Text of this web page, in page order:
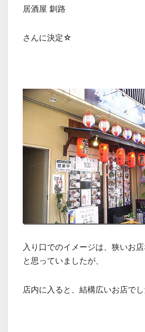
居酒屋 釧路
さんに決定☆
入り口でのイメージは、狭いお
と思っていましたが、
店内に入ると、結構広いお店で